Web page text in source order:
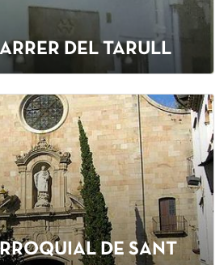
DEL TARULL
DE SANT